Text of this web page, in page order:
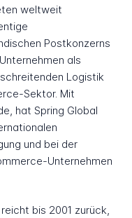
weltweit
Postkonzerns
als
Logistik
Sektor. Mit
hat Spring Global
und bei der
Unternehmen
bis 2001 zurück,